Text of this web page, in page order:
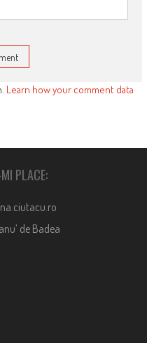
Learn how your comment data
PLACE:
de Badea